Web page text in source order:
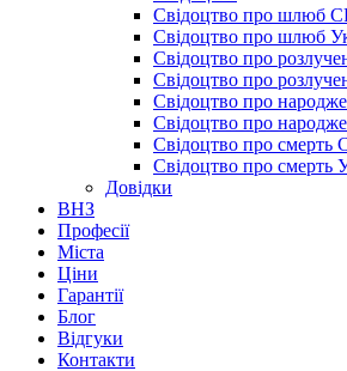
Свідоцтво про шлюб
Свідоцтво про шлюб
Свідоцтво про
Свідоцтво про
Свідоцтво про
Свідоцтво про
Свідоцтво про смерть
Свідоцтво про смерть
Довідки
ВНЗ
Професії
Міста
Ціни
Гарантії
Блог
Відгуки
Контакти